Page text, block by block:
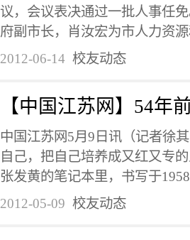
议，会议表决通过一批人事任
府副市长，肖汝宏为市人力资
2012-06-14 校友动态
【中国江苏网】54年
中国江苏网5月9日讯（记者徐
自己，把自己培养成又红又专
张发黄的笔记本里，书写于
2012-05-09 校友动态